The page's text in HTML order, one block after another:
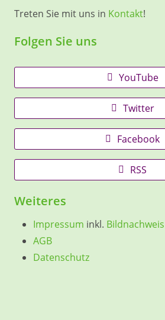
Treten Sie mit uns in Kontakt!
Folgen Sie uns
YouTube
Twitter
Facebook
RSS
Weiteres
Impressum inkl. Bildnachweis
AGB
Datenschutz